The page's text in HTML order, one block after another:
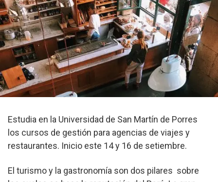
Estudia en la Universidad de San Martín de Porres
los cursos de gestión para agencias de viajes y
restaurantes. Inicio este 14 y 16 de setiembre.
El turismo y la gastronomía son dos pilares sobre